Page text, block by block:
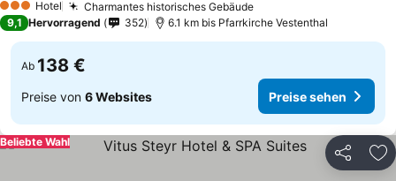
3 SterneHotel Charmantes historisches Gebäude
9,1 Hervorragend 352 6.1 km bis Pfarrkirche Vestenthal
Ab 138 €
Preise von 6 Websites Preise sehen
Teilen
Beliebte Wahl